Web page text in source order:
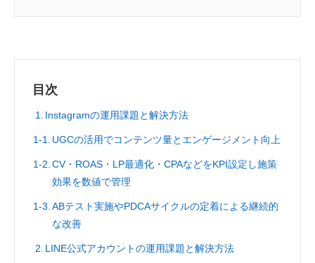
目次
Instagramの運用課題と解決方法
UGCの活用でコンテンツ量とエンゲージメント向上
CV・ROAS・LP最適化・CPAなどをKPI設定し施策
効果を数値で管理
ABテスト実施やPDCAサイクルの定着による継続的
な改善
LINE公式アカウントの運用課題と解決方法